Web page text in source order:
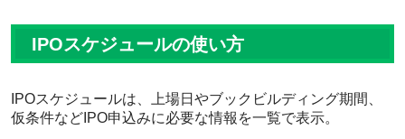
IPOスケジュールの使い方
IPOスケジュールは、上場日やブックビルディング期間、
仮条件などIPO申込みに必要な情報を一覧で表示。